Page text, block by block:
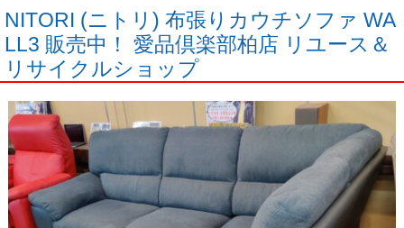
NITORI (ニトリ) 布張りカウチソファ WA
LL3 販売中！ 愛品倶楽部柏店 リユース＆
リサイクルショップ